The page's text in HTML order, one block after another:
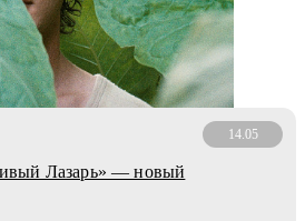
14.05
Лазарь» — новый